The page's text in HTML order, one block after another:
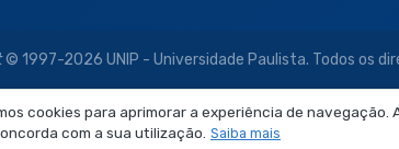
cookies para aprimorar a experiência de navegação.
com a sua utilização. Saiba mais
© 1997-2026 UNIP - Universidade Paulista. Todos os
disponibilizadas neste site são de uso exclusivo
É proibida a reprodução, utilização, edição ou